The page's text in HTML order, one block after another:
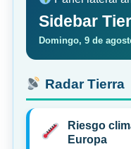
Sidebar
Domingo, 9 de
Radar Tierra
Riesgo
Europa